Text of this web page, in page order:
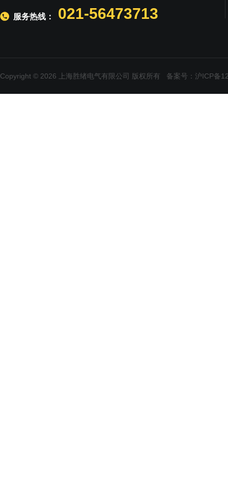
服务热线： 021-56473713
Copyright © 2026 上海胜绪电气有限公司 版权所有 备案号：沪ICP备